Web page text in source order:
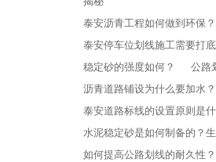
泰安沥青工程如何做到环保？
泰安停车位划线施工需要打
稳定砂的强度如何？
公路
沥青道路铺设为什么要加水？
泰安道路标线的设置原则是
水泥稳定砂是如何制备的？
如何提高公路划线的耐久性